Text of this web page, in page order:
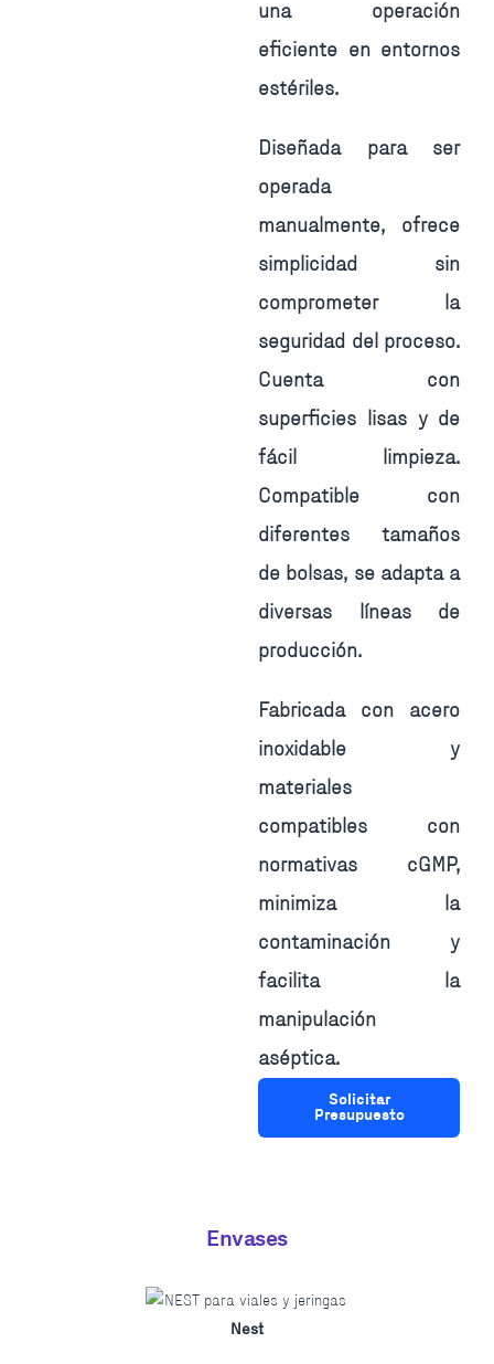
una operación
eficiente en entornos
estériles.
Diseñada para ser
operada
manualmente, ofrece
simplicidad sin
comprometer la
seguridad del proceso.
Cuenta con
superficies lisas y de
fácil limpieza.
Compatible con
diferentes tamaños
de bolsas, se adapta a
diversas líneas de
producción.
Fabricada con acero
inoxidable y
materiales
compatibles con
normativas cGMP,
minimiza la
contaminación y
facilita la
manipulación
aséptica.
Solicitar
Presupuesto
Envases
Nest